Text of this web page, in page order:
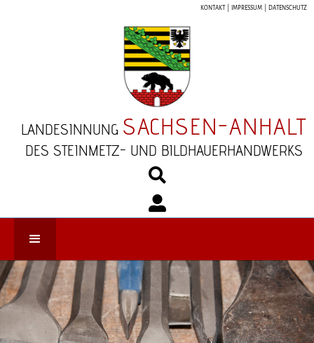
KONTAKT IMPRESSUM DATENSCHUTZ
LANDESINNUNG SACHSEN-ANHALT
DES STEINMETZ- UND BILDHAUERHANDWERKS

